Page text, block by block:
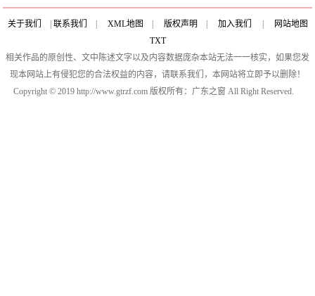
关于我们 | 联系我们 | XML地图 | 版权声明 | 加入我们 |
网站地图
TXT
相关作品的原创性、文中陈述文字以及内容数据庞杂本站无法一一核实，如果您发
现本网站上有侵犯您的合法权益的内容，请联系我们，本网站将立即予以删除！
Copyright © 2019 http://www.gtrzf.com 版权所有：广东之窗 All Right Reserved.